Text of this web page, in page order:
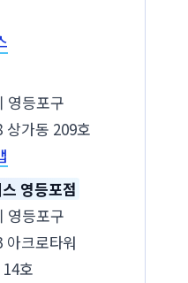
영등포구
상가동 209호
영등포점
영등포구
아크로타워
호